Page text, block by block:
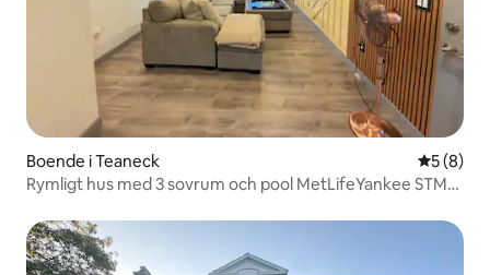
Boende i Teaneck 5 av 5 i
5 (8)
Rymligt hus med 3 sovrum och pool MetLifeYankee STM